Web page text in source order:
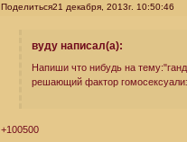
Поделиться21 декабря, 2013г. 10:50:46
вуду написал(а):
Напиши что нибудь на
решающий фактор
+100500